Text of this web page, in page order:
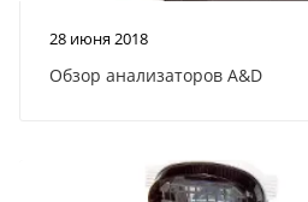
28 июня 2018
Обзор анализаторов A&D